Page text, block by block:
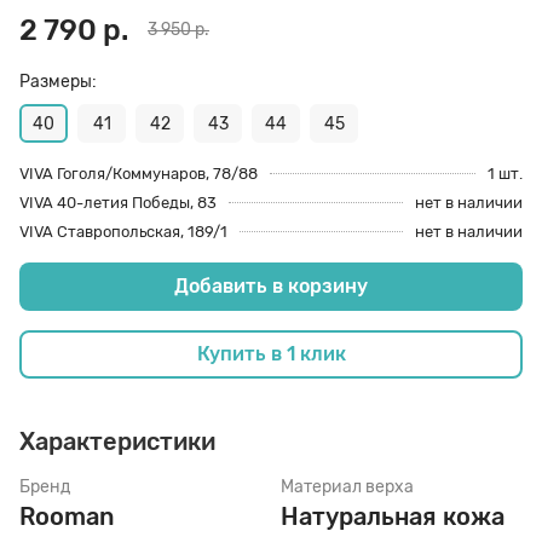
2 790 р. 3 950 р.
Размеры:
40 41 42 43 44 45
VIVA Гоголя/Коммунаров, 78/88
1 шт.
VIVA 40-летия Победы, 83
нет в наличии
VIVA Ставропольская, 189/1
нет в наличии
Добавить в корзину
Купить в 1 клик
Характеристики
Бренд
Rooman
Материал верха
Натуральная кожа
70 den
8 den
Подпяточники
Полустельки
Пропитка
Пяткоудерживатели
Растяжитель и Очиститель
Рожки